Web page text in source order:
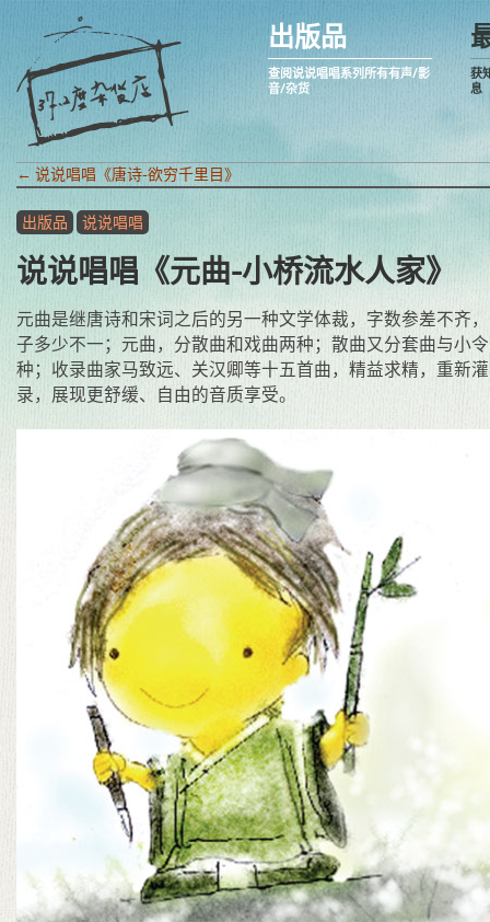
出版品
查阅说说唱唱系列所有有声/影
音/杂货
获
息
← 说说唱唱《唐诗-欲穷千里目》
出版品 说说唱唱
说说唱唱《元曲-小桥流水人家》
元曲是继唐诗和宋词之后的另一种文学体裁，字数参差不齐
子多少不一；元曲，分散曲和戏曲两种；散曲又分套曲与小
种；收录曲家马致远、关汉卿等十五首曲，精益求精，重新灌
录，展现更舒缓、自由的音质享受。